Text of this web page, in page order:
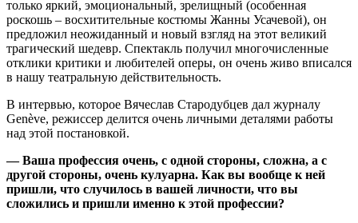
только яркий, эмоциональный, зрелищный (особенная
роскошь – восхитительные костюмы Жанны Усачевой), он
предложил неожиданный и новый взгляд на этот великий
трагический шедевр. Спектакль получил многочисленные
отклики критики и любителей оперы, он очень живо вписался
в нашу театральную действительность.
В интервью, которое Вячеслав Стародубцев дал журналу
Genève, режиссер делится очень личными деталями работы
над этой постановкой.
— Ваша профессия очень, с одной стороны, сложна, а с
другой стороны, очень кулуарна. Как вы вообще к ней
пришли, что случилось в вашей личности, что вы
сложились и пришли именно к этой профессии?